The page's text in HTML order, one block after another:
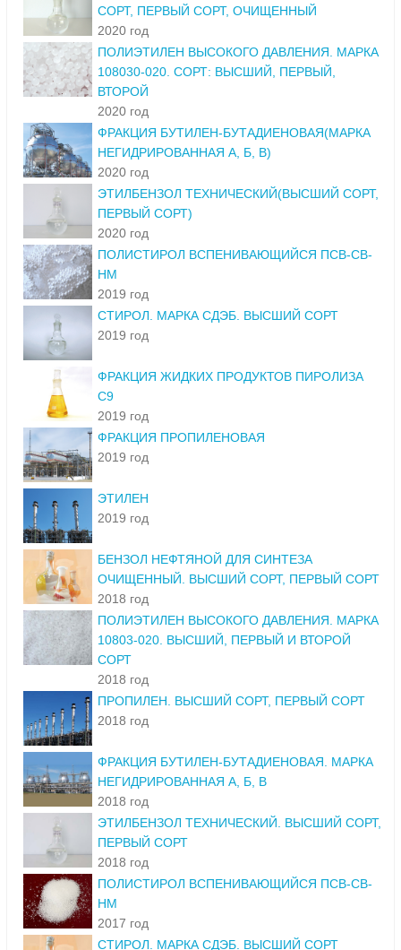
СОРТ, ПЕРВЫЙ СОРТ, ОЧИЩЕННЫЙ
2020 год
ПОЛИЭТИЛЕН ВЫСОКОГО ДАВЛЕНИЯ. МАРКА
108030-020. СОРТ: ВЫСШИЙ, ПЕРВЫЙ,
ВТОРОЙ
2020 год
ФРАКЦИЯ БУТИЛЕН-БУТАДИЕНОВАЯ(МАРКА
НЕГИДРИРОВАННАЯ А, Б, В)
2020 год
ЭТИЛБЕНЗОЛ ТЕХНИЧЕСКИЙ(ВЫСШИЙ СОРТ,
ПЕРВЫЙ СОРТ)
2020 год
ПОЛИСТИРОЛ ВСПЕНИВАЮЩИЙСЯ ПСВ-СВ-
НМ
2019 год
СТИРОЛ. МАРКА СДЭБ. ВЫСШИЙ СОРТ
2019 год
ФРАКЦИЯ ЖИДКИХ ПРОДУКТОВ ПИРОЛИЗА
С9
2019 год
ФРАКЦИЯ ПРОПИЛЕНОВАЯ
2019 год
ЭТИЛЕН
2019 год
БЕНЗОЛ НЕФТЯНОЙ ДЛЯ СИНТЕЗА
ОЧИЩЕННЫЙ. ВЫСШИЙ СОРТ, ПЕРВЫЙ СОРТ
2018 год
ПОЛИЭТИЛЕН ВЫСОКОГО ДАВЛЕНИЯ. МАРКА
10803-020. ВЫСШИЙ, ПЕРВЫЙ И ВТОРОЙ
СОРТ
2018 год
ПРОПИЛЕН. ВЫСШИЙ СОРТ, ПЕРВЫЙ СОРТ
2018 год
ФРАКЦИЯ БУТИЛЕН-БУТАДИЕНОВАЯ. МАРКА
НЕГИДРИРОВАННАЯ А, Б, В
2018 год
ЭТИЛБЕНЗОЛ ТЕХНИЧЕСКИЙ. ВЫСШИЙ СОРТ,
ПЕРВЫЙ СОРТ
2018 год
ПОЛИСТИРОЛ ВСПЕНИВАЮЩИЙСЯ ПСВ-СВ-
НМ
2017 год
СТИРОЛ. МАРКА СДЭБ. ВЫСШИЙ СОРТ